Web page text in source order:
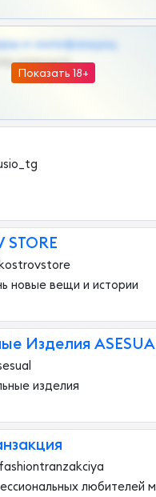
Показать 18+
и онлифанщиц
@MILKPRIVATES39BOT
STORE
новые вещи и истории
Изделия
изделия
любителей